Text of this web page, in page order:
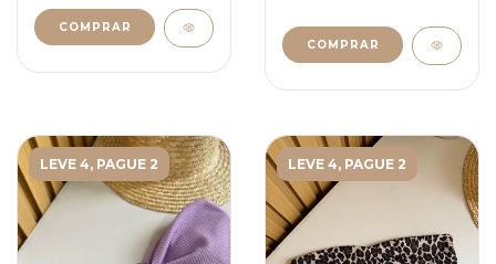
COMPRAR
COMPRAR
LEVE 4, PAGUE 2 LEVE 4, PAGUE 2